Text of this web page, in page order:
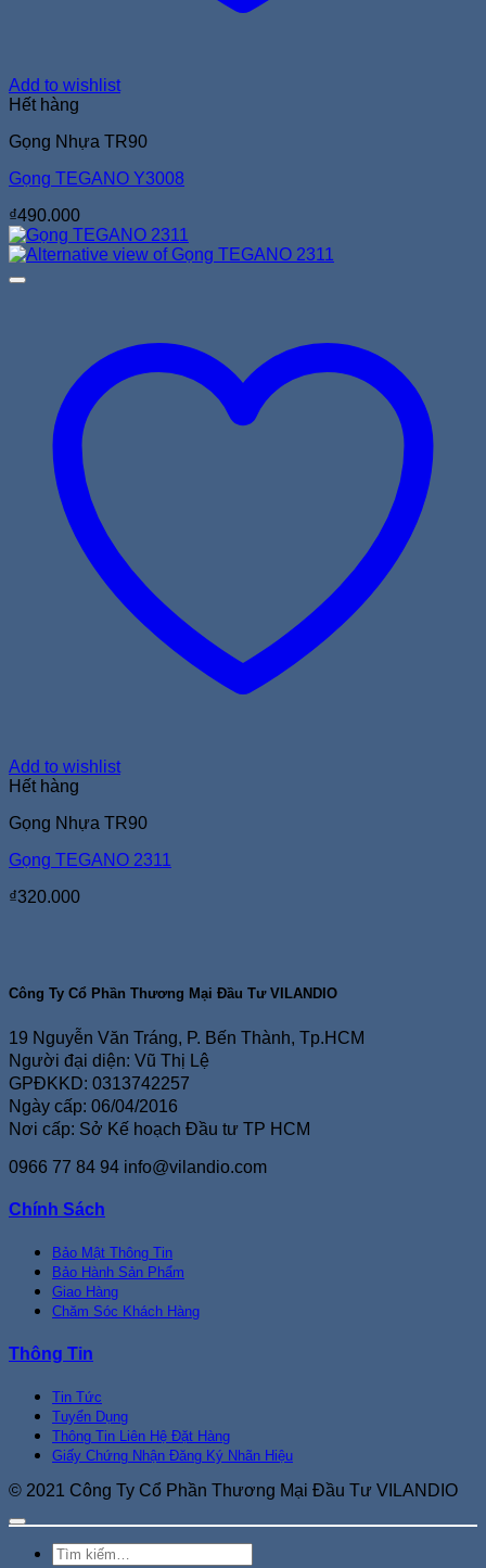
Add to wishlist
Hết hàng
Gọng Nhựa TR90
Gọng TEGANO Y3008
₫490.000
Add to wishlist
Hết hàng
Gọng Nhựa TR90
Gọng TEGANO 2311
₫320.000
Công Ty Cổ Phần Thương Mại Đầu Tư VILANDIO
19 Nguyễn Văn Tráng, P. Bến Thành, Tp.HCM
Người đại diện: Vũ Thị Lệ
GPĐKKD: 0313742257
Ngày cấp: 06/04/2016
Nơi cấp: Sở Kế hoạch Đầu tư TP HCM
0966 77 84 94 info@vilandio.com
Chính Sách
Bảo Mật Thông Tin
Bảo Hành Sản Phẩm
Giao Hàng
Chăm Sóc Khách Hàng
Thông Tin
Tin Tức
Tuyển Dụng
Thông Tin Liên Hệ Đặt Hàng
Giấy Chứng Nhận Đăng Ký Nhãn Hiệu
© 2021 Công Ty Cổ Phần Thương Mại Đầu Tư VILANDIO
Tìm